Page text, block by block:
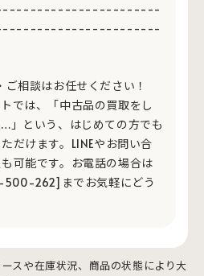
ご相談はお任せください！
では、「中古品の買取をし
」という、はじめての方でも
だけます。LINEやお問い合
可能です。お電話の場合は
500-262]までお気軽にどう
スや在庫状況、商品の状態により大